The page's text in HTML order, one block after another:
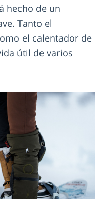
hecho de un
Tanto el
el calentador de
útil de varios